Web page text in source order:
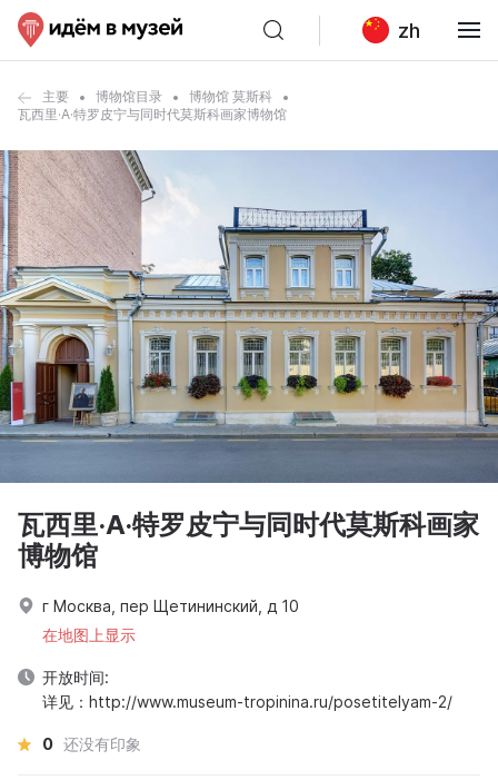
zh
主要 博物馆目录
博物馆 莫斯科
瓦西里·A·特罗皮宁与同时代莫斯科画家博物馆
瓦西里·A·特罗皮宁与同时代莫斯科画家
博物馆
г Москва, пер Щетининский, д 10
在地图上显示
开放时间:
详见：http://www.museum-tropinina.ru/posetitelyam-2/
0 还没有印象